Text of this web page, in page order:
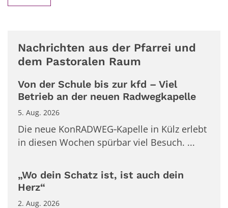
Nachrichten aus der Pfarrei und
dem Pastoralen Raum
Von der Schule bis zur kfd – Viel
Betrieb an der neuen Radwegkapelle
5. Aug. 2026
Die neue KonRADWEG‑Kapelle in Külz erlebt
in diesen Wochen spürbar viel Besuch. ...
„Wo dein Schatz ist, ist auch dein
Herz“
2. Aug. 2026